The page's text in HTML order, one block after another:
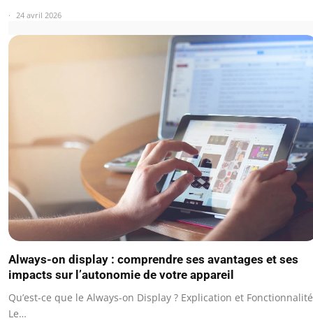
24 avril 2026
Always-on display : comprendre ses avantages et ses
impacts sur l’autonomie de votre appareil
Qu’est-ce que le Always-on Display ? Explication et
Le…